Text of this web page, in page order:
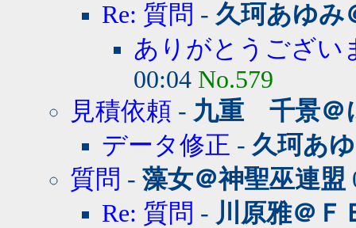
Re: 質問 - 久珂あゆみ
ありがとうござい
00:04 No.579
見積依頼 - 九重 千景＠
データ修正 - 久珂あ
質問 - 藻女＠神聖巫連盟
Re: 質問 - 川原雅＠Ｆ